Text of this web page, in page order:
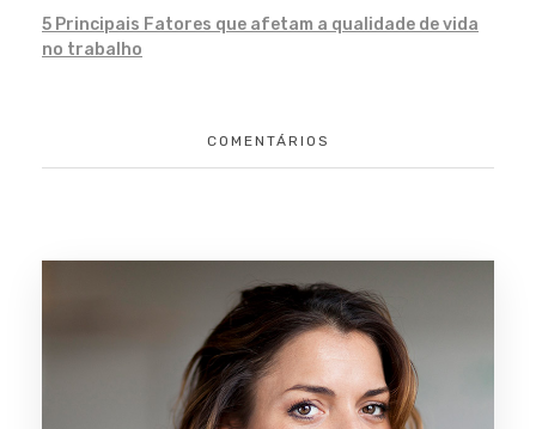
5 Principais Fatores que afetam a qualidade de vida
no trabalho
COMENTÁRIOS